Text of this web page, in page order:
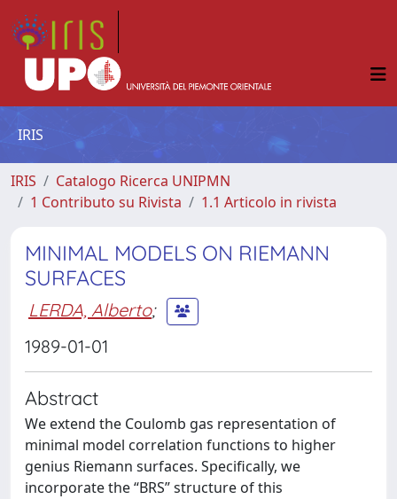
IRIS
IRIS
Catalogo Ricerca UNIPMN
1 Contributo su Rivista
1.1 Articolo in rivista
MINIMAL MODELS ON RIEMANN
SURFACES
LERDA, Alberto;
1989-01-01
Abstract
We extend the Coulomb gas representation of
minimal model correlation functions to higher
genius Riemann surfaces. Specifically, we
incorporate the “BRS” structure of this